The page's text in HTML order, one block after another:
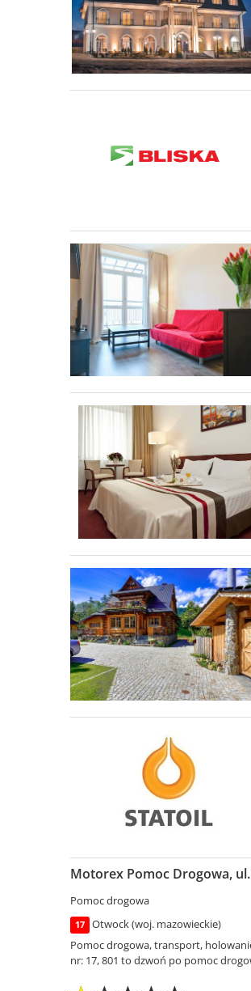
Motorex Pomoc Drogowa, ul.
Pomoc drogowa
17
Otwock (woj. mazowieckie)
Pomoc drogowa, transport,
nr: 17, 801 to dzwoń po pomoc